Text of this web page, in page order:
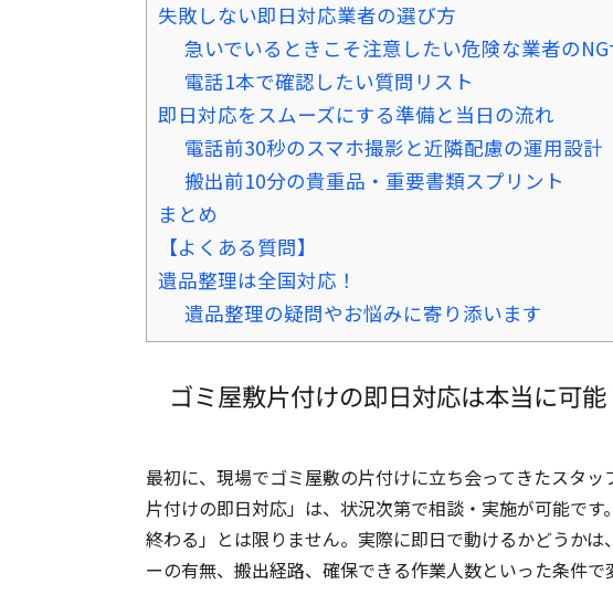
失敗しない即日対応業者の選び方
急いでいるときこそ注意したい危険な業者のNG
電話1本で確認したい質問リスト
即日対応をスムーズにする準備と当日の流れ
電話前30秒のスマホ撮影と近隣配慮の運用設計
搬出前10分の貴重品・重要書類スプリント
まとめ
【よくある質問】
遺品整理は全国対応！
遺品整理の疑問やお悩みに寄り添います
ゴミ屋敷片付けの即日対応は本当に可
最初に、現場でゴミ屋敷の片付けに立ち会ってきたスタ
片付けの即日対応」は、状況次第で相談・実施が可能で
終わる」とは限りません。実際に即日で動けるかどうか
ーの有無、搬出経路、確保できる作業人数といった条件で